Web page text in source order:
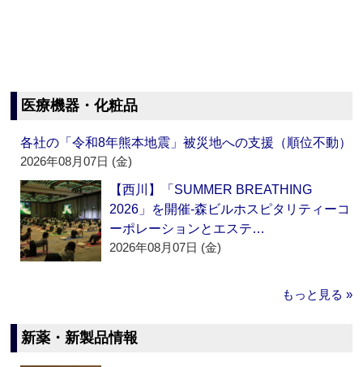
医療機器・化粧品
各社の「令和8年熊本地震」被災地への支援（順位不動）
2026年08月07日 (金)
【西川】「SUMMER BREATHING
2026」を開催‐森ビルホスピタリティーコ
ーポレーションとエステ…
2026年08月07日 (金)
もっと見る »
新薬・新製品情報